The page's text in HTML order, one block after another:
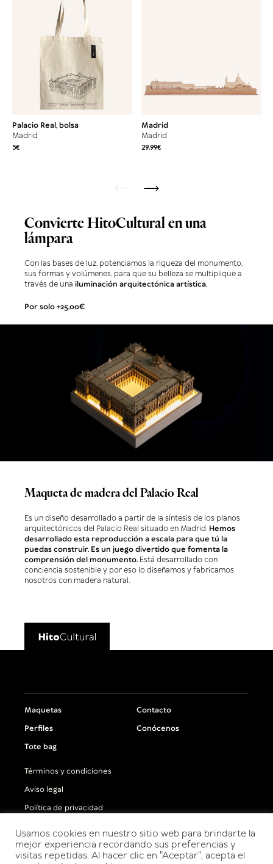
Palacio Real, bolsa
Madrid
5€
Madrid
Madrid
29.99€
Convierte HitoCultural en una
lámpara
Con las bases de luz, potenciamos la riqueza del monumento,
sus formas y volúmenes, para que su belleza se multiplique a
través de una iluminación arquitectónica artística.
Por solo +25,00€
Maqueta de madera del Palacio Real
Es un diseño desarrollado a partir de la síntesis de los planos
arquitectónicos del Palacio Real situado en Madrid. Hemos
desarrollado esta reproducción a escala para que tú la
puedas construir. Es un juego divertido que fomenta la
comprensión del monumento. Está desarrollado con
conciencia sostenible y por eso lo diseñamos y fabricamos
nosotros con madera natural.
Maquetas
Perfiles
Tote bag
Contacto
Conócenos
Términos y condiciones
Aviso legal
Política de privacidad
Configuración de privacidad
Usamos cookies en nuestro sitio web para brindarte la
mejor experiencia recordando sus preferencias y
visitas repetidas. Al hacer clic en "Aceptar", acepta el